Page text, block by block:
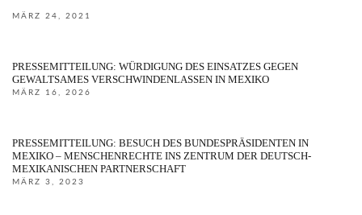
MÄRZ 24, 2021
PRESSEMITTEILUNG: WÜRDIGUNG DES EINSATZES GEGEN
GEWALTSAMES VERSCHWINDENLASSEN IN MEXIKO
MÄRZ 16, 2026
PRESSEMITTEILUNG: BESUCH DES BUNDESPRÄSIDENTEN IN
MEXIKO – MENSCHENRECHTE INS ZENTRUM DER DEUTSCH-
MEXIKANISCHEN PARTNERSCHAFT
MÄRZ 3, 2023